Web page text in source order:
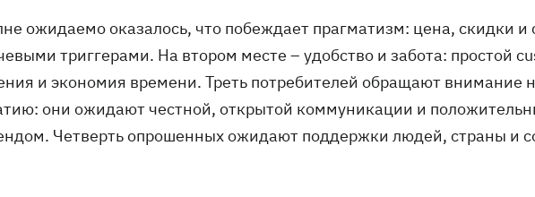
ожидаемо оказалось, что побеждает прагматизм: цена, скидки
триггерами. На втором месте – удобство и забота: простой
и экономия времени. Треть потребителей обращают внимание
они ожидают честной, открытой коммуникации и
Четверть опрошенных ожидают поддержки людей, страны и